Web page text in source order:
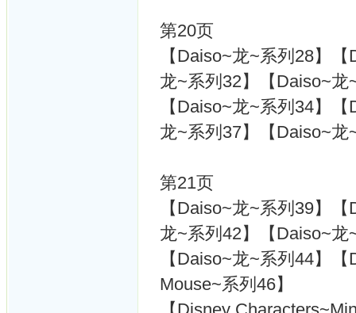
第20页
【Daiso~龙~系列28】
龙~系列32】【Daiso~龙
【Daiso~龙~系列34】
龙~系列37】【Daiso~龙
第21页
【Daiso~龙~系列39】
龙~系列42】【Daiso~龙
【Daiso~龙~系列44】
Mouse~系列46】